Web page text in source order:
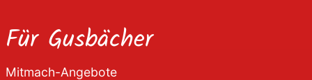
Für Gusbächer
Mitmach-Angebote